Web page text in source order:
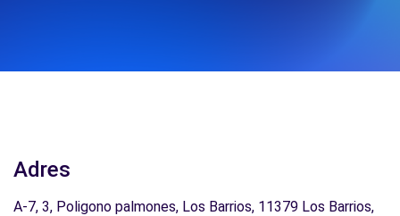
Adres
A-7, 3, Poligono palmones, Los Barrios, 11379 Los Barrios,